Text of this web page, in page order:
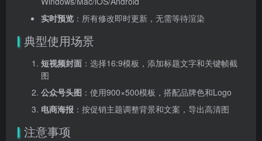
实时预览 ：所有修改即时更新，无需等待渲染
典型使用场景
短视频封面 ：选择16:9模板，添加标题文字和关键帧截
图
公众号头图 ：使用900×500模板，搭配品牌色和Logo
电商海报 ：按促销主题调整背景和文案，导出高清图
注意事项